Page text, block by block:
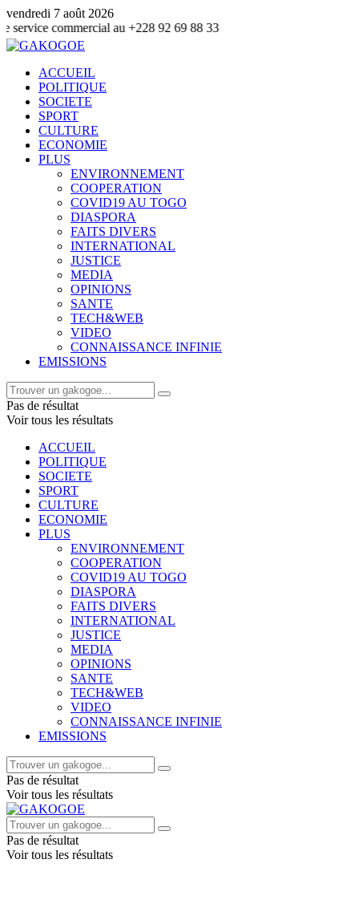
vendredi 7 août 2026
au +228 92 69 88 33
ACCUEIL
POLITIQUE
SOCIETE
SPORT
CULTURE
ECONOMIE
PLUS
ENVIRONNEMENT
COOPERATION
COVID19 AU TOGO
DIASPORA
FAITS DIVERS
INTERNATIONAL
JUSTICE
MEDIA
OPINIONS
SANTE
TECH&WEB
VIDEO
CONNAISSANCE INFINIE
EMISSIONS
Pas de résultat
Voir tous les résultats
ACCUEIL
POLITIQUE
SOCIETE
SPORT
CULTURE
ECONOMIE
PLUS
ENVIRONNEMENT
COOPERATION
COVID19 AU TOGO
DIASPORA
FAITS DIVERS
INTERNATIONAL
JUSTICE
MEDIA
OPINIONS
SANTE
TECH&WEB
VIDEO
CONNAISSANCE INFINIE
EMISSIONS
Pas de résultat
Voir tous les résultats
Pas de résultat
Voir tous les résultats